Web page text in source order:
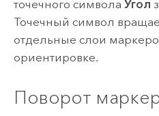
точечного символа Угол
Точечный символ
отдельные слои
ориентировке.
Поворот